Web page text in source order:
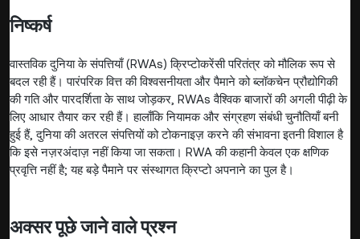
निष्कर्ष
वास्तविक दुनिया के संपत्तियाँ (RWAs) क्रिप्टोकरेंसी परितंत्र को मौलिक रूप से
बदल रही हैं। पारंपरिक वित्त की विश्वसनीयता और पैमाने को ब्लॉकचेन प्रौद्योगिकी
की गति और पारदर्शिता के साथ जोड़कर, RWAs वैश्विक बाजारों की अगली पीढ़ी के
लिए आधार तैयार कर रही हैं। हालाँकि नियामक और संग्रहण संबंधी चुनौतियाँ बनी
हुई हैं, दुनिया की अतरल संपत्तियों को टोकनाइज़ करने की संभावना इतनी विशाल है
कि इसे नज़रअंदाज़ नहीं किया जा सकता। RWA की कहानी केवल एक क्षणिक
प्रवृत्ति नहीं है; यह बड़े पैमाने पर संस्थागत क्रिप्टो अपनाने का पुल है।
अक्सर पूछे जाने वाले प्रश्न